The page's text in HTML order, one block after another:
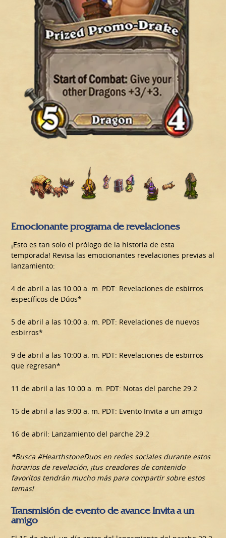
Emocionante programa de revelaciones
¡Esto es tan solo el prólogo de la historia de esta
temporada! Revisa las emocionantes revelaciones previas al
lanzamiento:
4 de abril a las 10:00 a. m. PDT: Revelaciones de esbirros
específicos de Dúos*
5 de abril a las 10:00 a. m. PDT: Revelaciones de nuevos
esbirros*
9 de abril a las 10:00 a. m. PDT: Revelaciones de esbirros
que regresan*
11 de abril a las 10:00 a. m. PDT: Notas del parche 29.2
15 de abril a las 9:00 a. m. PDT: Evento Invita a un amigo
16 de abril: Lanzamiento del parche 29.2
*Busca #HearthstoneDuos en redes sociales durante estos
horarios de revelación, ¡tus creadores de contenido
favoritos tendrán mucho más para compartir sobre estos
temas!
Transmisión de evento de avance Invita a un
amigo